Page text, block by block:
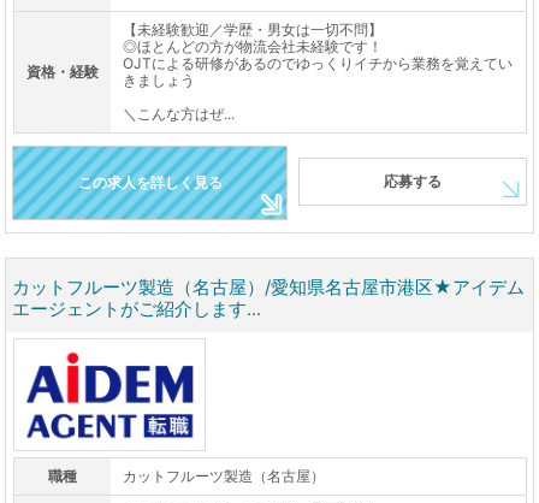
資格・経験
【未経験歓迎／学歴・男女は一切不問】
◎ほとんどの方が物流会社未経験です！
OJTによる研修があるのでゆっくりイチから業務を覚えてい
きましょう
＼こんな方はぜ...
この求人を詳しく見る 応募する
カットフルーツ製造（名古屋）/愛知県名古屋市港区★アイデム
エージェントがご紹介します...
職種 カットフルーツ製造（名古屋）